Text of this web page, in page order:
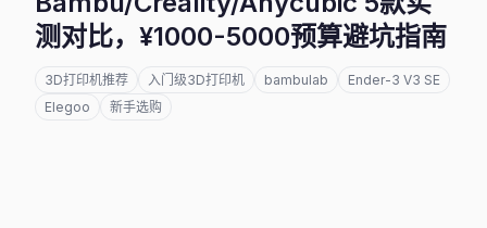
测对比，¥1000-5000预算避坑指南
3D打印机推荐 入门级3D打印机 bambulab
Ender-3 V3 SE
Elegoo
新手选购